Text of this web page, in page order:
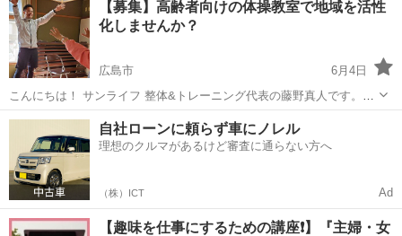
す！就職先を悩まれている方、業界のリアルを知りたい方に、現役の
業界人講師が知りうる全てをお伝えします！...
【募集】高齢者向けの体操教室で地域を活性
化しませんか？
広島市
6月4日
こんにちは！ サンライフ 整体&トレーニング代表の藤野真人です。
https://fujino-masato.com/ 現在、公民館・地域・企業などで講演会活
動も行っております。 主に高齢者向けの講演会を行ってお...
広島 広島市 その他 腰痛
自社ローンに頼らず車にノレル
理想のクルマがあるけど審査に通らない方へ
（株）ICT Ad
【趣味を仕事にするための講座❗️】『主婦・女